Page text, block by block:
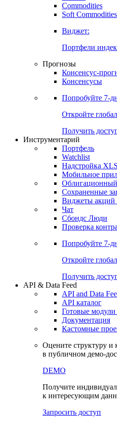
Commodities
Золото
Бензин
Soft Commodities
Виджет:
Портфели
Прогнозы
Консенсусы
Попробуйте7-
Откройте
Получить доступ
Инструментарий
Портфель
Watchlist
Надстройка
Мобильное
Облигационный
Сохраненные
Чат
Проверка
Попробуйте7-
Откройте
Получить
API & Data Feed
API and Data
Готовые
Документация
в публичном демо-